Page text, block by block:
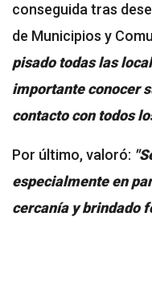
conseguida tras
de Municipios y
pisado todas las
importante conocer
contacto con todos
Por último, valoró:
especialmente en
cercanía y brindado